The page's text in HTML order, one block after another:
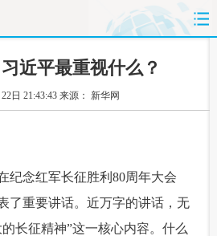
国际
人事
华人 汽车
房产 公司
近平最重视什么？
日 21:43:43来源： 新华网
纪念红军长征胜利80周年大会
了重要讲话。近万字的讲话，无
长征精神”这一核心内容。什么